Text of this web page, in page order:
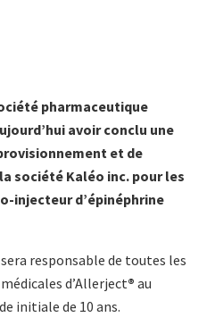
pharmaceutique
avoir conclu une
et de
société Kaléo inc. pour les
injecteur d’épinéphrine
responsable de toutes les
d’Allerject® au
initiale de 10 ans.